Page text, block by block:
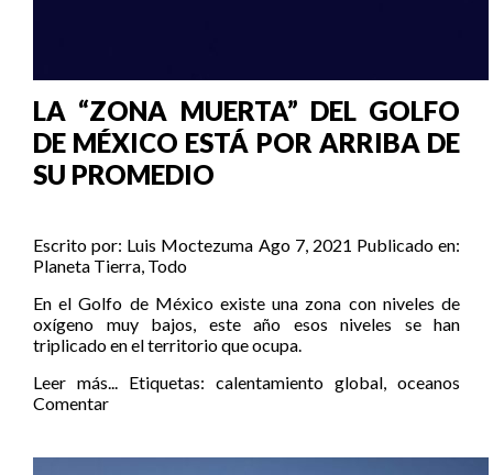
LA “ZONA MUERTA” DEL GOLFO
DE MÉXICO ESTÁ POR ARRIBA DE
SU PROMEDIO
Escrito por: Luis Moctezuma Ago 7, 2021 Publicado en:
Planeta Tierra, Todo
En el Golfo de México existe una zona con niveles de
oxígeno muy bajos, este año esos niveles se han
triplicado en el territorio que ocupa.
Leer más... Etiquetas: calentamiento global, oceanos
Comentar